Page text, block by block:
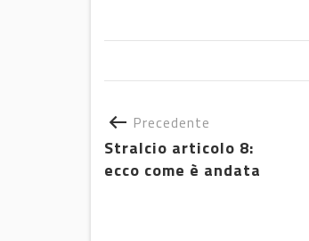
Precedente
Stralcio articolo 8:
ecco come è andata